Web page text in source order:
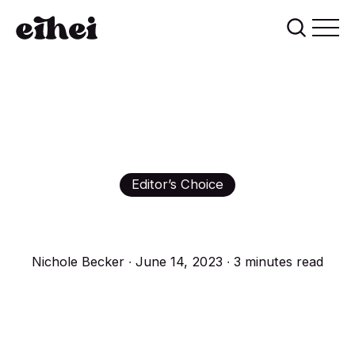
Editor’s Choice
Nichole Becker∙ June 14, 2023 ∙ 3 minutes read